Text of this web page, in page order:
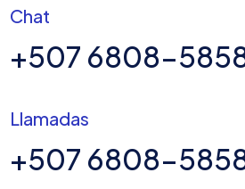
Chat
+507 6808-
Llamadas
+507 6808-